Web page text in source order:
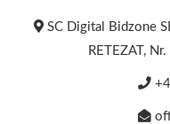
SC Digital Bidzone
RETEZAT,